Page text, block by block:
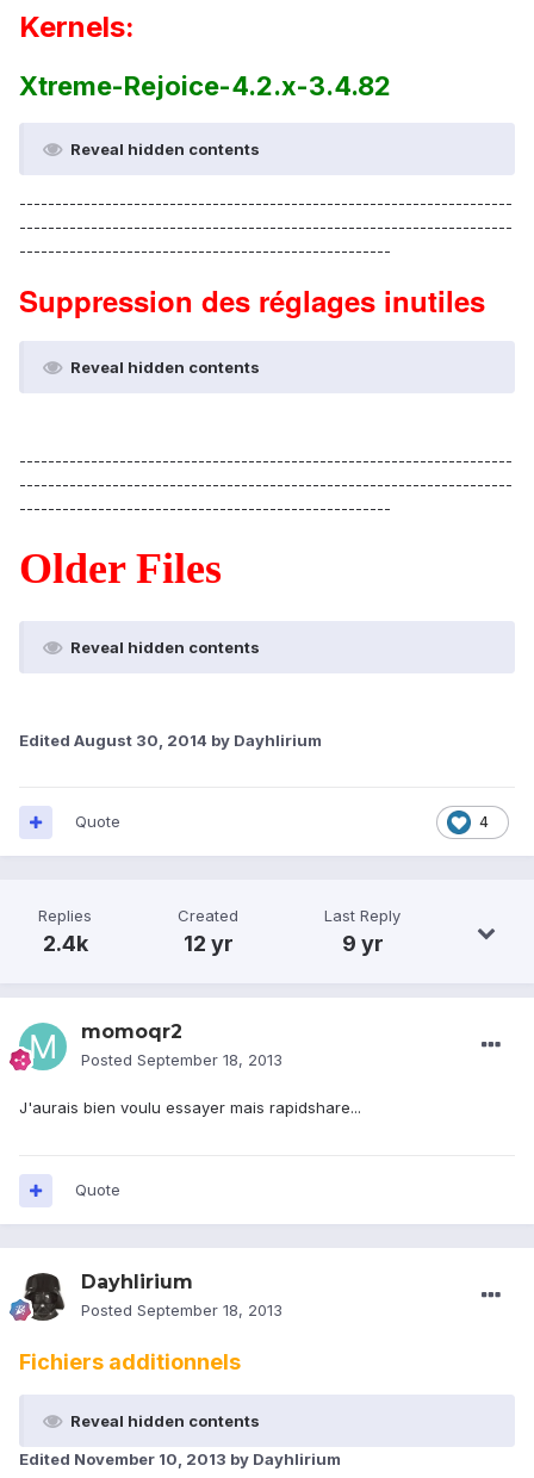
Kernels:
Xtreme-Rejoice-4.2.x-3.4.82
Reveal hidden contents
---------------------------------------------------------------------
---------------------------------------------------------------------
----------------------------------------------------
Suppression des réglages inutiles
Reveal hidden contents
---------------------------------------------------------------------
---------------------------------------------------------------------
----------------------------------------------------
Older Files
Reveal hidden contents
Edited August 30, 2014 by Dayhlirium
4
Quote
Replies
2.4k
Created
12 yr
Last Reply
9 yr
momoqr2
Posted September 18, 2013
J'aurais bien voulu essayer mais rapidshare...
Quote
Dayhlirium
Posted September 18, 2013
Fichiers additionnels
Reveal hidden contents
Edited November 10, 2013 by Dayhlirium